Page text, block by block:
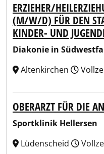
ERZIEHER/
(M/W/D) FÜR DEN
KINDER- UND
Diakonie in
Altenkirchen
OBERARZT FÜR DIE
Sportklinik Hellersen
Lüdenscheid